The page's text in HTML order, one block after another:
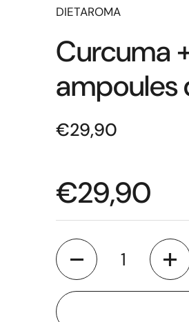
DIETAROMA
Curcuma
ampoules
€29,90
€29,90
Quantité